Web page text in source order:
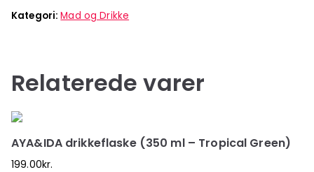
Kategori:Mad og Drikke
Relaterede varer
AYA&IDA drikkeflaske (350 ml – Tropical Green)
199.00kr.